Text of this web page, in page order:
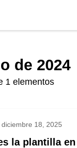
de 2024
1 elementos
diciembre 18, 2025
la plantilla